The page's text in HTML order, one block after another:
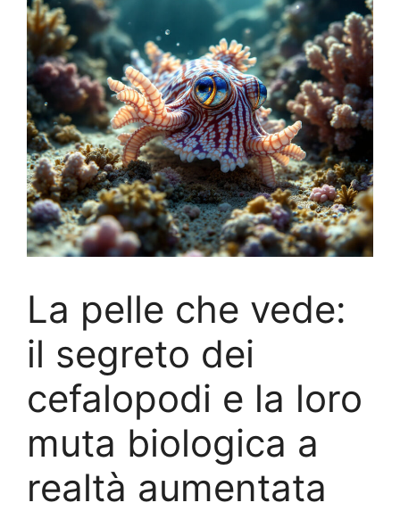
La pelle che vede:
il segreto dei
cefalopodi e la loro
muta biologica a
realtà aumentata